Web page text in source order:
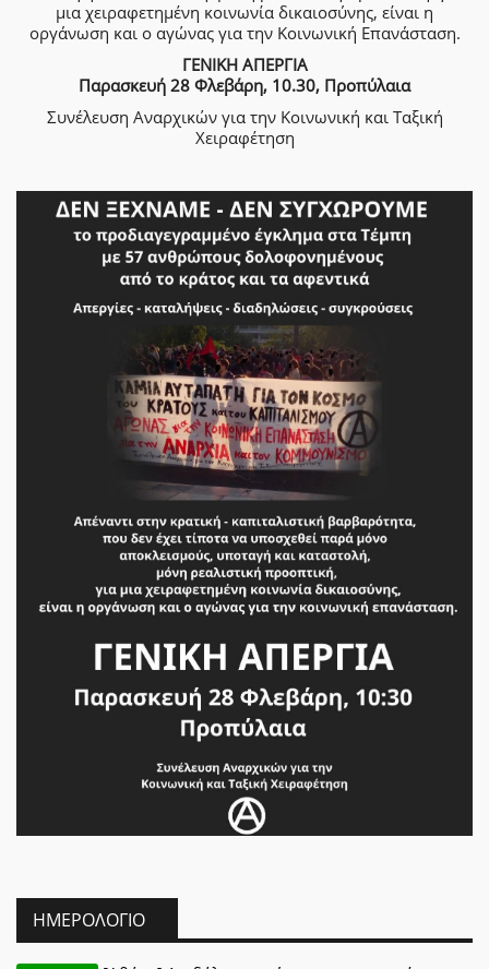
μια χειραφετημένη κοινωνία δικαιοσύνης, είναι η
οργάνωση και ο αγώνας για την Κοινωνική Επανάσταση.
ΓΕΝΙΚΗ ΑΠΕΡΓΙΑ
Παρασκευή 28 Φλεβάρη, 10.30, Προπύλαια
Συνέλευση Αναρχικών για την Κοινωνική και Ταξική
Χειραφέτηση
ΗΜΕΡΟΛΌΓΙΟ